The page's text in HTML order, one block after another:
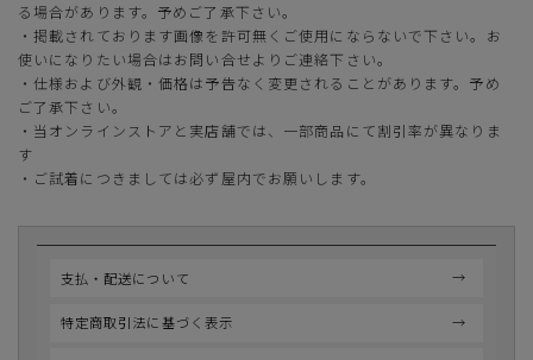
る場合があります。予めご了承下さい。
・掲載されております画像を許可無くご使用にならないで下さい。お
使いになりたい場合はお問い合せよりご連絡下さい。
・仕様および外観・価格は予告なく変更されることがあります。予め
ご了承下さい。
・当オンラインストアと実店舗では、一部商品にて割引率が異なりま
す
・ご試着につきましては必ず屋内でお願いします。
支払・配送について
特定商取引法に基づく表示